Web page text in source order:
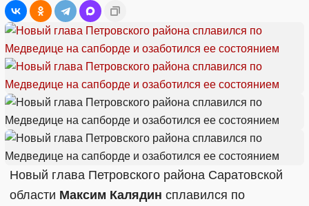
Новый глава Петровского района Саратовской
области Максим Калядин сплавился по